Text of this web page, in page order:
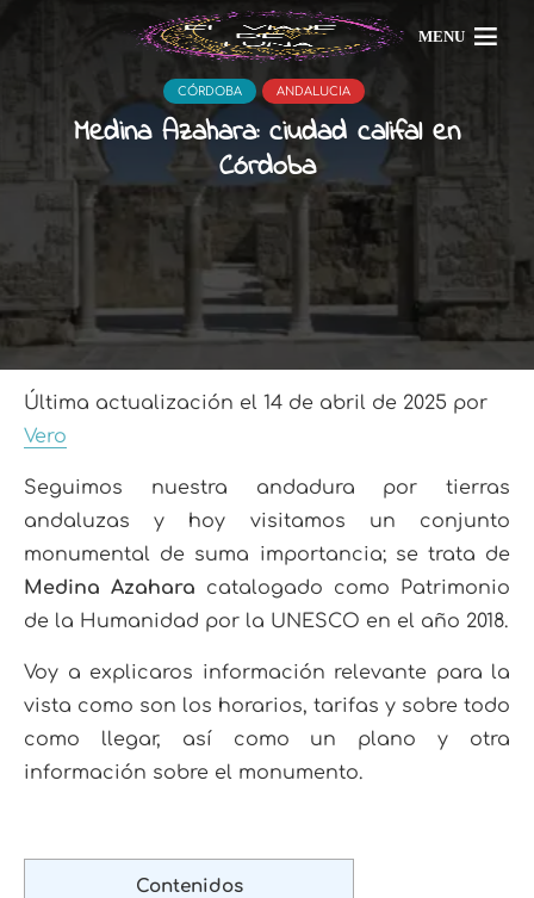
MENU
CÓRDOBA ANDALUCIA
Medina Azahara: ciudad califal en
Córdoba
Última actualización el 14 de abril de 2025 por
Vero
Seguimos nuestra andadura por tierras
andaluzas y hoy visitamos un conjunto
monumental de suma importancia; se trata de
Medina Azahara catalogado como Patrimonio
de la Humanidad por la UNESCO en el año 2018.
Voy a explicaros información relevante para la
vista como son los horarios, tarifas y sobre todo
como llegar, así como un plano y otra
información sobre el monumento.
Contenidos